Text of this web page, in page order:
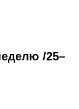
/25–